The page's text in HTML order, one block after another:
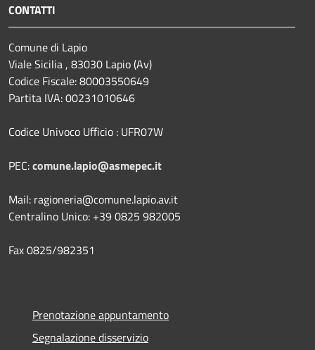
CONTATTI
Comune di Lapio
Viale Sicilia , 83030 Lapio (Av)
Codice Fiscale: 80003550649
Partita IVA: 00231010646
Codice Univoco Ufficio : UFR07W
PEC:comune.lapio@asmepec.it
Mail: ragioneria@comune.lapio.av.it
Centralino Unico: +39 0825 982005
Fax 0825/982351
Prenotazione appuntamento
Segnalazione disservizio